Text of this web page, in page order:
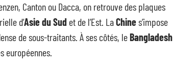
Canton ou Dacca, on retrouve des plaques
d’Asie du Sud et de l’Est. LaChines’impose
de sous-traitants. À ses côtés, leBangladesh
européennes.